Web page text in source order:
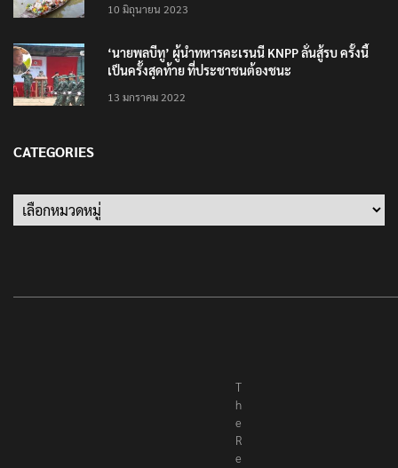
10 มิถุนายน 2023
‘นายพลบีทู’ ผู้นำทหารคะเรนนี KNPP ลั่นสู้รบ ครั้งนี้
เป็นครั้งสุดท้าย ที่ประชาชนต้องชนะ
13 มกราคม 2022
CATEGORIES
T
h
e
R
e